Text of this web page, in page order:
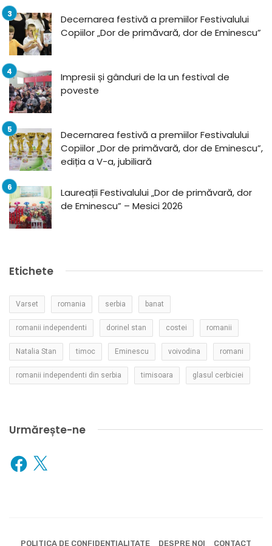
Decernarea festivă a premiilor Festivalului
Copiilor „Dor de primăvară, dor de Eminescu”
Impresii și gânduri de la un festival de
poveste
Decernarea festivă a premiilor Festivalului
Copiilor „Dor de primăvară, dor de Eminescu”,
ediția a V-a, jubiliară
Laureații Festivalului „Dor de primăvară, dor
de Eminescu” – Mesici 2026
Etichete
Varset romania serbia banat
romanii independenti dorinel stan costei romanii
Natalia Stan timoc Eminescu voivodina romani
romanii independenti din serbia timisoara glasul cerbiciei
Urmărește-ne
Facebook
X
POLITICA DE CONFIDENȚIALITATE DESPRE NOI CONTACT